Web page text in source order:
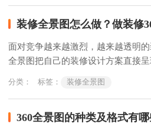
装修全景图怎么做？做装修
面对竞争越来越激烈，越来越透明
全景图把自己的装修设计方案直接
360vr全景图需要用哪几个软件?
分类： 标签： 装修全景图
360全景图的种类及格式有哪